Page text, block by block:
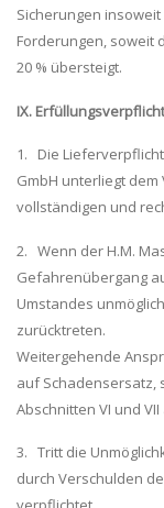
Sicherungen
Forderungen, soweit
20 % übersteigt.
IX.
1. Die
GmbH unterliegt
vollständigen und
2. Wenn der H.M.
Gefahrenübergang
Umstandes
zurücktreten.
Weitergehende
auf Schadensersatz,
Abschnitten VI und
3. Tritt die
durch Verschulden